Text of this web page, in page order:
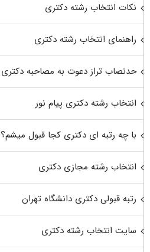
نکات انتخاب رشته دکتری
راهنمای انتخاب رشته دکتری
حدنصاب تراز دعوت به مصاحبه دکتری
انتخاب رشته دکتری پیام نور
با چه رتبه ای دکتری کجا قبول میشم؟
انتخاب رشته مجازی دکتری
رتبه قبولی دکتری دانشگاه تهران
سایت انتخاب رشته دکتری